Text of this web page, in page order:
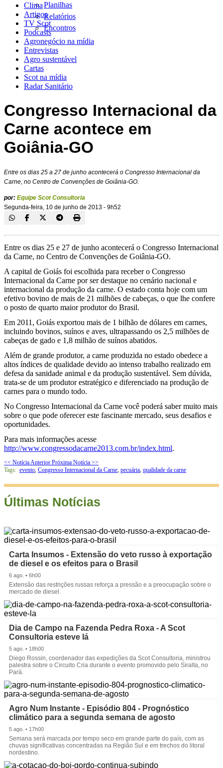
Planilhas
Relatórios
Encontros
Clima
Artigos
TV Scot
Podcasts
Agronegócio na mídia
Entrevistas
Agro sustentável
Cartas
Scot na mídia
Radar Sanitário
Congresso Internacional da
Carne acontece em
Goiânia-GO
Entre os dias 25 a 27 de junho acontecerá o Congresso Internacional da
Carne, no Centro de Convenções de Goiânia-GO.
por: Equipe Scot Consultoria
Segunda-feira, 10 de junho de 2013 - 9h52
Entre os dias 25 e 27 de junho acontecerá o Congresso Internacional
da Carne, no Centro de Convenções de Goiânia-GO.
A capital de Goiás foi escolhida para receber o Congresso
Internacional da Carne por ser destaque no cenário nacional e
internacional da produção da carne. O estado conta hoje com um
efetivo bovino de mais de 21 milhões de cabeças, o que lhe confere
o posto de quarto maior produtor do Brasil.
Em 2011, Goiás exportou mais de 1 bilhão de dólares em carnes,
incluindo bovinos, suínos e aves, ultrapassando os 2,5 milhões de
cabeças de gado e 1,8 milhão de suínos abatidos.
Além de grande produtor, a carne produzida no estado obedece a
altos índices de qualidade devido ao intenso trabalho realizado em
defesa da sanidade animal e da produção sustentável. Sem dúvida,
trata-se de um produtor estratégico e diferenciado na produção de
carnes para o mundo todo.
No Congresso Internacional da Carne você poderá saber muito mais
sobre o que pode oferecer este fascinante mercado, seus desafios e
oportunidades.
Para mais informações acesse
http://www.congressodacarne2013.com.br/index.html.
<< Notícia Anterior Próxima Notícia >>
Tags: evento, Congresso Internacional da Carne, pecuária, qualidade da carne
Últimas Notícias
Carta Insumos - Extensão do veto russo à exportação
de diesel e os efeitos para o Brasil
6 ago. • 6h00
Extensão das restrições russas reforça a pressão e a preocupação sobre o
mercado de diesel.
Dia de Campo na Fazenda Pedra Roxa - A Scot
Consultoria esteve lá
5 ago. • 18h00
Diego Rossin, coordenador das expedições da Scot Consultoria, ministrou
palestra sobre o Circuito Cria durante o evento promovido pelo Siralta, no
Pará.
Agro Num Instante - Episódio 804 - Prognóstico
climático para a segunda semana de agosto
5 ago. • 17h00
Semana será marcada por tempo seco em grande parte do país, com as
chuvas significativas concentradas na Região Sul e em trechos do litoral
nordestino.